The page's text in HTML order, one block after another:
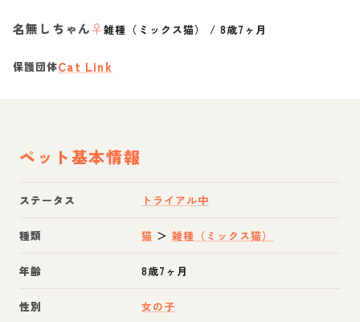
名無しちゃん♀雑種（ミックス猫） / 8歳7ヶ月
保護団体Cat Link
ペット基本情報
ステータス トライアル中
種類 猫 ＞雑種（ミックス猫）
年齢 8歳7ヶ月
性別 女の子